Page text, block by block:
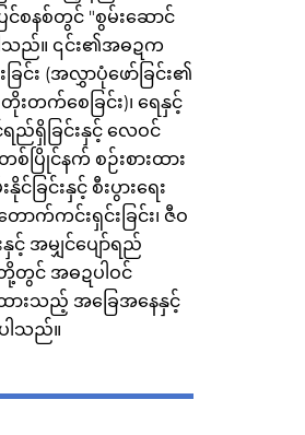
စနစ်တွင် "စွမ်းဆောင်
သည်။ ၎င်း၏အဓဍက
င်း (အလွှာပုံဖော်ခြင်း၏
းတက်စေခြင်း)၊ ရေနှင့်
ည်ရှိခြင်းနှင့် လေဝင်
ပြိုင်နက် စဉ်းစားထား
ခြင်းနှင့် စီးပွားရေး
က်ကင်းရှင်းခြင်း၊ ဇီဝ
င့် အမျှင်ပျော်ရည်
တို့တွင် အဓဍပါဝင်
းသည့် အခြေအနေနှင့်
ါသည်။